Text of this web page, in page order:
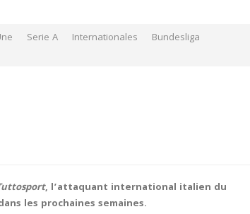
Serie A Internationales Bundesliga
, l’attaquant international italien du
les prochaines semaines.